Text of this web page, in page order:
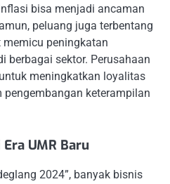
bisa menjadi ancaman
peluang juga terbentang
memicu peningkatan
berbagai sektor. Perusahaan
meningkatkan loyalitas
keterampilan
UMR Baru
2024”, banyak bisnis